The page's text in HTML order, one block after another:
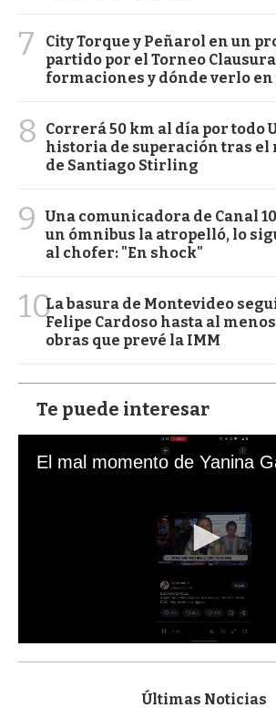
7
City Torque y Peñarol en un
partido por el Torneo
formaciones y dónde verlo en
8
Correrá 50 km al día por todo
historia de superación tras el
de Santiago Stirling
9
Una comunicadora de Canal
un ómnibus la atropelló, lo
al chofer: "En shock"
10La basura de Montevideo
Felipe Cardoso hasta al menos
obras que prevé la IMM
Te puede interesar
s
Últimas Noticias